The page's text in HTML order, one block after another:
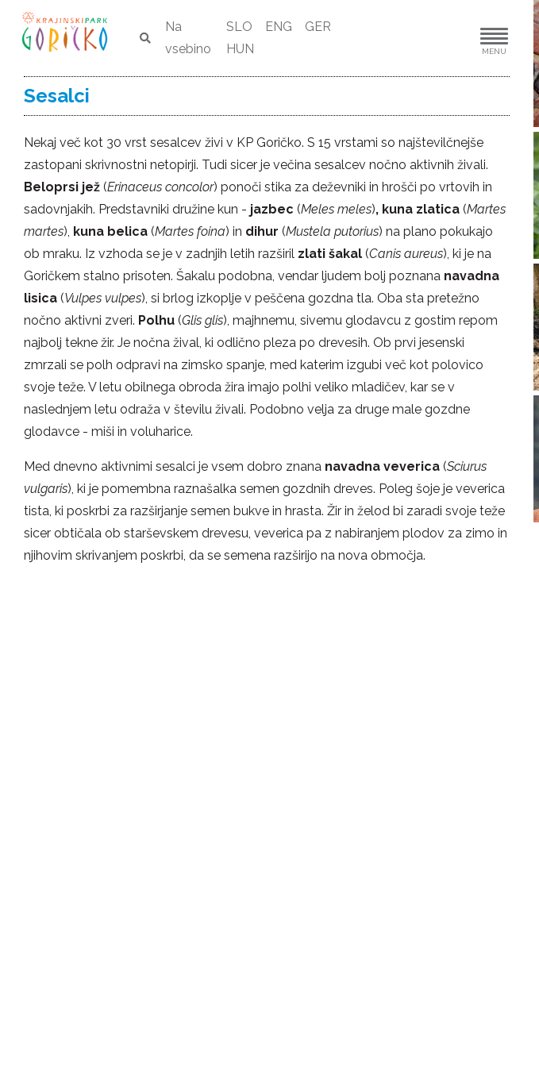
Na
vsebino
SLO ENG
GER
HUN
MENU
Sesalci
Nekaj več kot 30 vrst sesalcev živi v KP Goričko. S 15 vrstami so najštevilčnejše
zastopani skrivnostni netopirji. Tudi sicer je večina sesalcev nočno aktivnih živali.
Beloprsi jež (Erinaceus concolor) ponoči stika za deževniki in hrošči po vrtovih in
sadovnjakih. Predstavniki družine kun - jazbec (Meles meles), kuna zlatica (Martes
martes), kuna belica (Martes foina) in dihur (Mustela putorius) na plano pokukajo
ob mraku. Iz vzhoda se je v zadnjih letih razširil zlati šakal (Canis aureus), ki je na
Goričkem stalno prisoten. Šakalu podobna, vendar ljudem bolj poznana navadna
lisica (Vulpes vulpes), si brlog izkoplje v peščena gozdna tla. Oba sta pretežno
nočno aktivni zveri. Polhu (Glis glis), majhnemu, sivemu glodavcu z gostim repom
najbolj tekne žir. Je nočna žival, ki odlično pleza po drevesih. Ob prvi jesenski
zmrzali se polh odpravi na zimsko spanje, med katerim izgubi več kot polovico
svoje teže. V letu obilnega obroda žira imajo polhi veliko mladičev, kar se v
naslednjem letu odraža v številu živali. Podobno velja za druge male gozdne
glodavce - miši in voluharice.
Med dnevno aktivnimi sesalci je vsem dobro znana navadna veverica (Sciurus
vulgaris), ki je pomembna raznašalka semen gozdnih dreves. Poleg šoje je veverica
tista, ki poskrbi za razširjanje semen bukve in hrasta. Žir in želod bi zaradi svoje teže
sicer obtičala ob starševskem drevesu, veverica pa z nabiranjem plodov za zimo in
njihovim skrivanjem poskrbi, da se semena razširijo na nova območja.